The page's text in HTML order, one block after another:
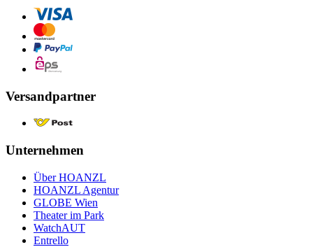
Versandpartner
Unternehmen
Über HOANZL
HOANZL Agentur
GLOBE Wien
Theater im Park
WatchAUT
Entrello